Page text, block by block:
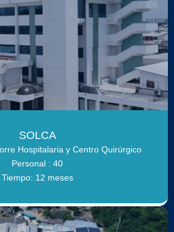
SOLCA
Hospitalaria y Centro Quirúrgico
Personal : 40
Tiempo: 12 meses